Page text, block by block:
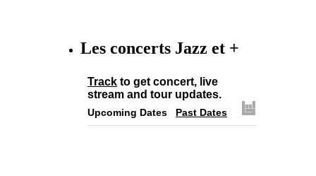
Les concerts Jazz et +
Track to get concert, live
stream and tour updates.
Upcoming Dates Past Dates